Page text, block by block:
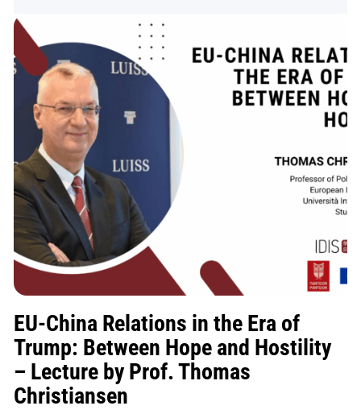
EU-China Relations in the Era of
Trump: Between Hope and Hostility
– Lecture by Prof. Thomas
Christiansen